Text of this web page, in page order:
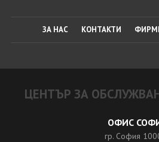
ЗА НАС КОНТАКТИ
ЦЕНТЪР ЗА
ОФИС
гр. София